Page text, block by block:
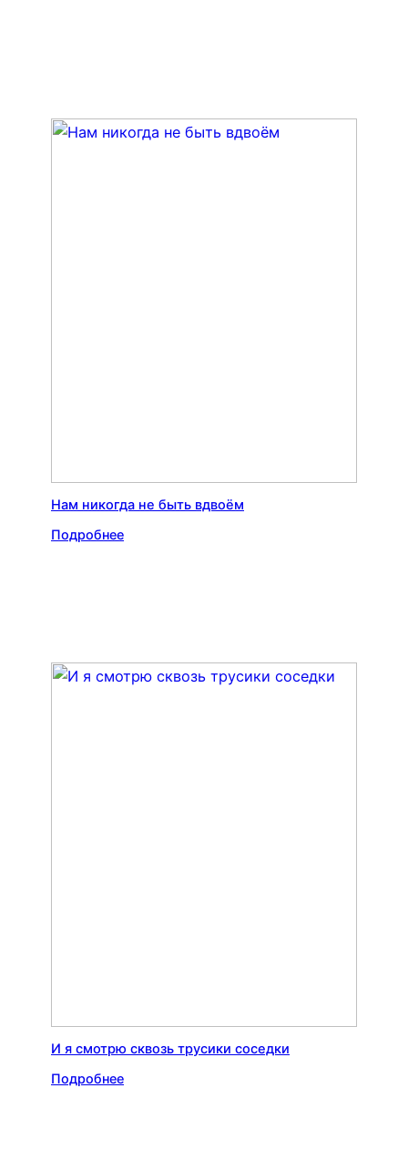
Нам никогда не быть вдвоём
Подробнее
И я смотрю сквозь трусики соседки
Подробнее